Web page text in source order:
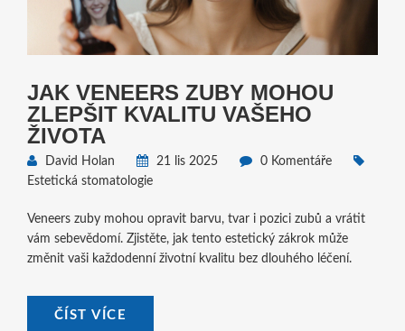
JAK VENEERS ZUBY MOHOU
ZLEPŠIT KVALITU VAŠEHO
ŽIVOTA
David Holan 21 lis 2025
0 Komentáře
Estetická stomatologie
Veneers zuby mohou opravit barvu, tvar i pozici zubů a vrátit
vám sebevědomí. Zjistěte, jak tento estetický zákrok může
změnit vaši každodenní životní kvalitu bez dlouhého léčení.
ČÍST VÍCE